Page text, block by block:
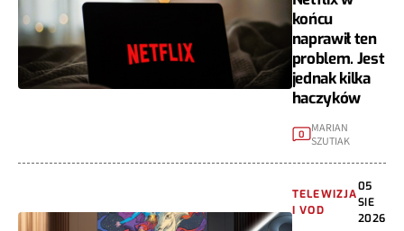
końcu
naprawił ten
problem. Jest
jednak kilka
haczyków
0
MARIAN
SZUTIAK
TELEWIZJA
I VOD
05
SIE
2026